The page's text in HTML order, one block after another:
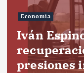
Economía
Iván
presiones